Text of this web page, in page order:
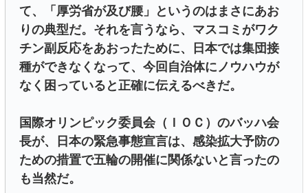
て、「厚労省が及び腰」というのはまさにあお
りの典型だ。それを言うなら、マスコミがワク
チン副反応をあおったために、日本では集団接
種ができなくなって、今回自治体にノウハウが
なく困っていると正確に伝えるべきだ。
国際オリンピック委員会（ＩＯＣ）のバッハ会
長が、日本の緊急事態宣言は、感染拡大予防の
ための措置で五輪の開催に関係ないと言ったの
も当然だ。